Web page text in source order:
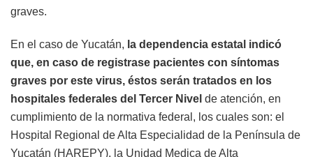
graves.
En el caso de Yucatán, la dependencia estatal indicó
que, en caso de registrase pacientes con síntomas
graves por este virus, éstos serán tratados en los
hospitales federales del Tercer Nivel de atención, en
cumplimiento de la normativa federal, los cuales son: el
Hospital Regional de Alta Especialidad de la Península de
Yucatán (HAREPY), la Unidad Medica de Alta